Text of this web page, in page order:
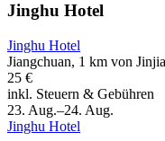
Jinghu Hotel
Jinghu Hotel
Jiangchuan, 1 km von
25 €
inkl. Steuern & Gebühren
23. Aug.–24. Aug.
Jinghu Hotel